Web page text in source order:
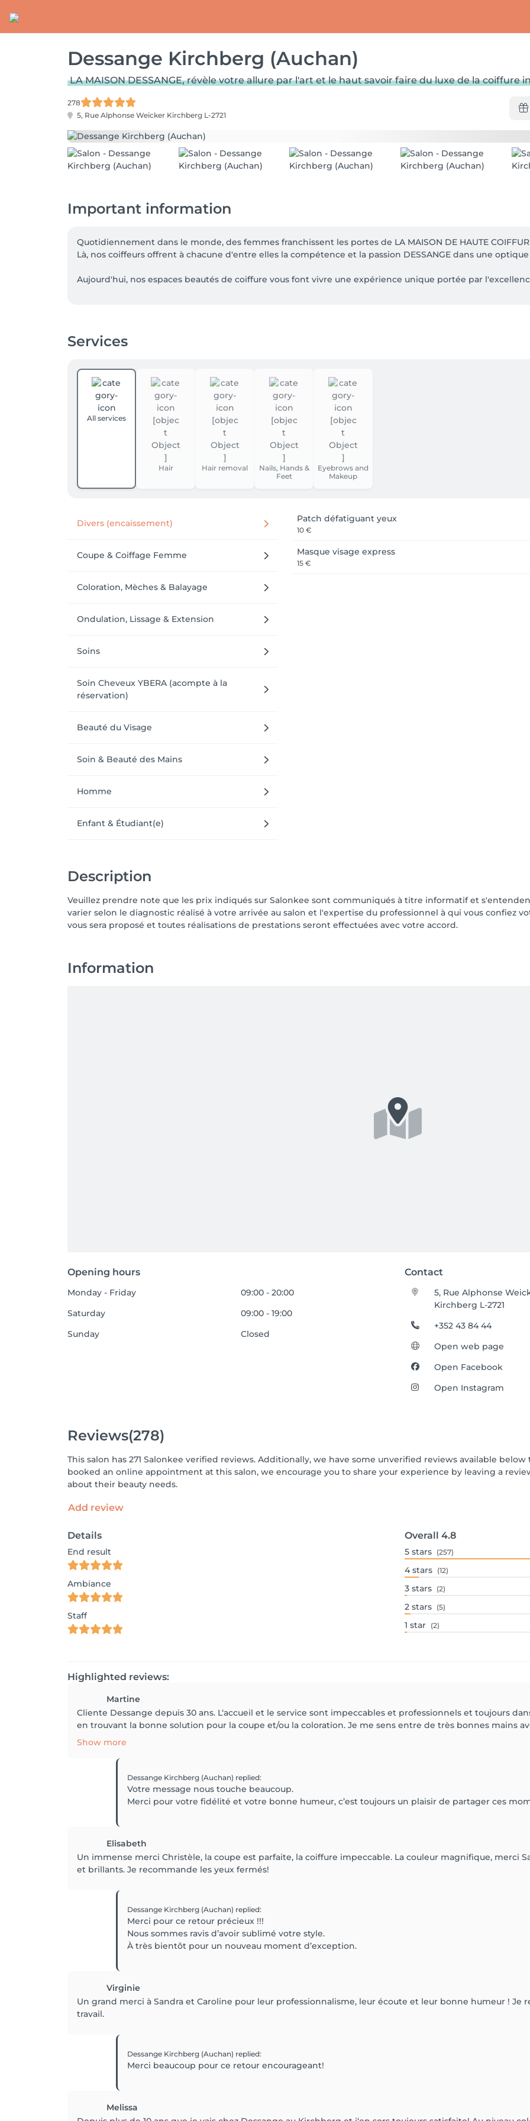
Dessange Kirchberg (Auchan)
LA MAISON DESSANGE, révèle votre allure par l'art et le haut savoir faire du luxe de la coiffure
278
5, Rue Alphonse Weicker Kirchberg L-2721
Important information
Quotidiennement dans le monde, des femmes franchissent les portes de LA MAISON DE HAUTE
Là, nos coiffeurs offrent à chacune d'entre elles la compétence et la passion DESSANGE dans une
Aujourd'hui, nos espaces beautés de coiffure vous font vivre une expérience unique portée par
Trouvez LA MAISON DE BEAUTE DESSANGE le plus proche de chez vous et poussez les portes de
TVA : LU12583477
Services
All services
Hair Hair removal
Nails, Hands &
Feet
Eyebrows and
Makeup
Divers (encaissement)
Coupe & Coiffage Femme
Coloration, Mèches & Balayage
Ondulation, Lissage & Extension
Soins
Soin Cheveux YBERA (acompte à la
réservation)
Beauté du Visage
Soin & Beauté des Mains
Homme
Enfant & Étudiant(e)
Patch défatiguant yeux
10 €
Masque visage express
15 €
Description
Veuillez prendre note que les prix indiqués sur Salonkee sont communiqués à titre informatif et
varier selon le diagnostic réalisé à votre arrivée au salon et l'expertise du professionnel à qui vous confiez
vous sera proposé et toutes réalisations de prestations seront effectuées avec votre accord.
Information
Opening hours Contact
Monday - Friday
09:00 - 20:00
Saturday
09:00 - 19:00
Sunday
Closed
5, Rue Alphonse
Kirchberg L-2721
+352 43 84 44
Open web page
Open Facebook
Open Instagram
Reviews(278)
This salon has 271 Salonkee verified reviews. Additionally, we have some unverified reviews available
booked an online appointment at this salon, we encourage you to share your experience by leaving a
about their beauty needs.
Add review
Details
End result
Ambiance
Staff
Overall 4.8
5 stars (257)
4 stars (12)
3 stars (2)
2 stars (5)
1 star (2)
Highlighted reviews:
Martine
Cliente Dessange depuis 30 ans. L‘accueil et le service sont impeccables et professionnels et toujours
en trouvant la bonne solution pour la coupe et/ou la coloration. Je me sens entre de très bonnes mains
Show more
Dessange Kirchberg (Auchan) replied:
Votre message nous touche beaucoup.
Merci pour votre fidélité et votre bonne humeur, c’est toujours un plaisir de partager ces
Elisabeth
Un immense merci Christèle, la coupe est parfaite, la coiffure impeccable. La couleur magnifique, merci
et brillants. Je recommande les yeux fermés!
Dessange Kirchberg (Auchan) replied:
Merci pour ce retour précieux !!!
Nous sommes ravis d’avoir sublimé votre style.
À très bientôt pour un nouveau moment d’exception.
Virginie
Un grand merci à Sandra et Caroline pour leur professionnalisme, leur écoute et leur bonne humeur ! Je
travail.
Dessange Kirchberg (Auchan) replied:
Merci beaucoup pour ce retour encourageant!
Melissa